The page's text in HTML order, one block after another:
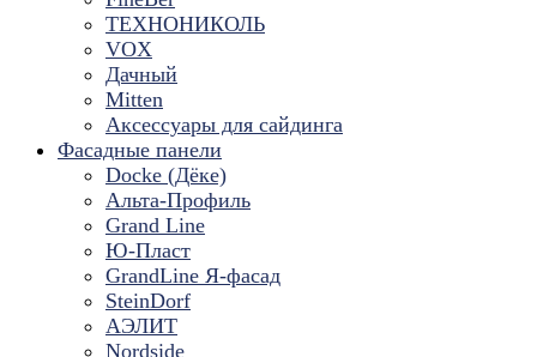
ТЕХНОНИКОЛЬ
VOX
Дачный
Mitten
Аксессуары для сайдинга
Фасадные панели
Docke (Дёке)
Альта-Профиль
Grand Line
Ю-Пласт
GrandLine Я-фасад
SteinDorf
АЭЛИТ
Nordside